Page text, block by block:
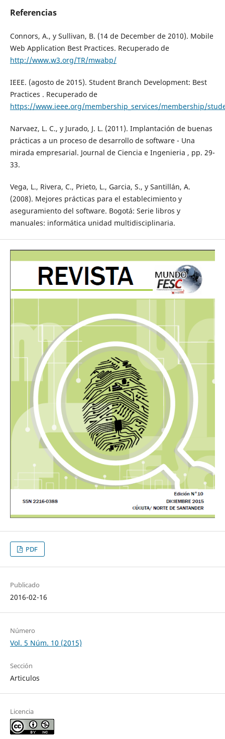
Referencias
Connors, A., y Sullivan, B. (14 de December de 2010). Mobile
Web Application Best Practices. Recuperado de
http://www.w3.org/TR/mwabp/
IEEE. (agosto de 2015). Student Branch Development: Best
Practices . Recuperado de
https://www.ieee.org/membership_services/membership/
Narvaez, L. C., y Jurado, J. L. (2011). Implantación de buenas
prácticas a un proceso de desarrollo de software - Una
mirada empresarial. Journal de Ciencia e Ingenieria , pp. 29-
33.
Vega, L., Rivera, C., Prieto, L., Garcia, S., y Santillán, A.
(2008). Mejores prácticas para el establecimiento y
aseguramiento del software. Bogotá: Serie libros y
manuales: informática unidad multidisciplinaria.
PDF
Publicado
2016-02-16
Número
Vol. 5 Núm. 10 (2015)
Sección
Articulos
Licencia